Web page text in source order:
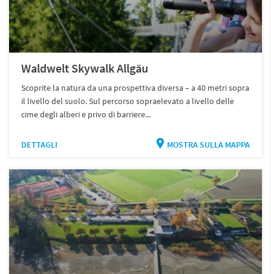
Waldwelt Skywalk Allgäu
Scoprite la natura da una prospettiva diversa – a 40 metri sopra
il livello del suolo. Sul percorso sopraelevato a livello delle
cime degli alberi e privo di barriere...
DETTAGLI MOSTRA SULLA MAPPA